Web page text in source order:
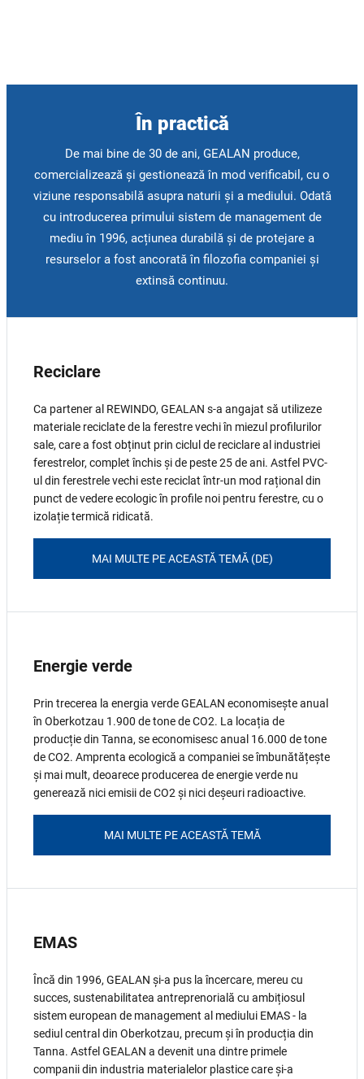
În practică
De mai bine de 30 de ani, GEALAN produce,
comercializează și gestionează în mod verificabil, cu o
viziune responsabilă asupra naturii și a mediului. Odată
cu introducerea primului sistem de management de
mediu în 1996, acțiunea durabilă și de protejare a
resurselor a fost ancorată în filozofia companiei și
extinsă continuu.
Reciclare
Ca partener al REWINDO, GEALAN s-a angajat să utilizeze
materiale reciclate de la ferestre vechi în miezul profilurilor
sale, care a fost obținut prin ciclul de reciclare al industriei
ferestrelor, complet închis și de peste 25 de ani. Astfel PVC-
ul din ferestrele vechi este reciclat într-un mod rațional din
punct de vedere ecologic în profile noi pentru ferestre, cu o
izolație termică ridicată.
MAI MULTE PE ACEASTĂ TEMĂ (DE)
Energie verde
Prin trecerea la energia verde GEALAN economisește anual
în Oberkotzau 1.900 de tone de CO2. La locația de
producție din Tanna, se economisesc anual 16.000 de tone
de CO2. Amprenta ecologică a companiei se îmbunătățește
și mai mult, deoarece producerea de energie verde nu
generează nici emisii de CO2 și nici deșeuri radioactive.
MAI MULTE PE ACEASTĂ TEMĂ
EMAS
Încă din 1996, GEALAN și-a pus la încercare, mereu cu
succes, sustenabilitatea antreprenorială cu ambițiosul
sistem european de management al mediului EMAS - la
sediul central din Oberkotzau, precum și în producția din
Tanna. Astfel GEALAN a devenit una dintre primele
companii din industria materialelor plastice care și-a